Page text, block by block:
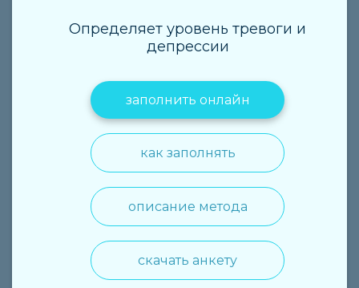
Определяет уровень тревоги и
депрессии
заполнить онлайн
как заполнять
описание метода
скачать анкету